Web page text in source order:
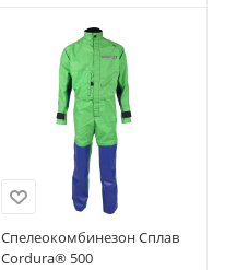
Спелеокомбинезон Сплав
Cordura® 500